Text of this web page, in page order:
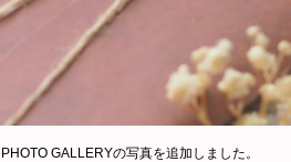
PHOTO GALLERYの写真を追加しました。